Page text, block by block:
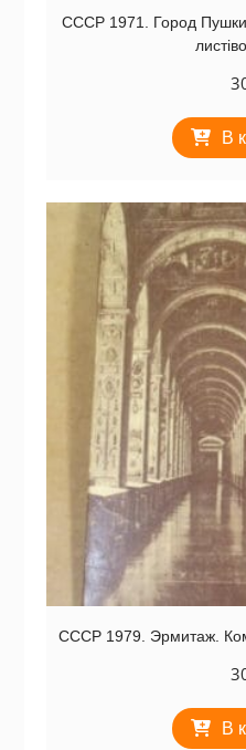
СССР 1971. Город
В
СССР 1979. Эрмитаж.
В